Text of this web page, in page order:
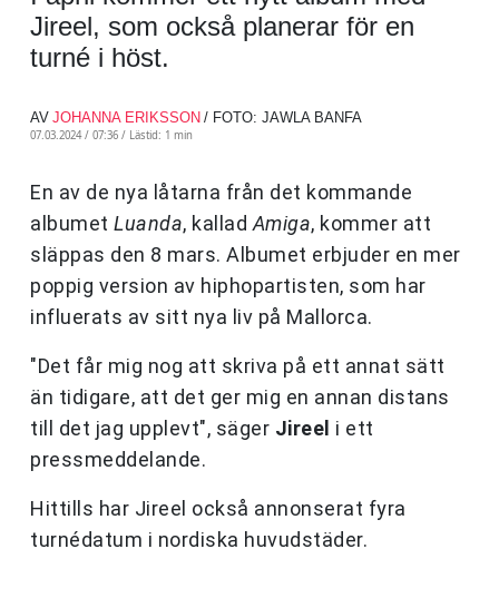
Jireel, som också planerar för en
turné i höst.
AV JOHANNA ERIKSSON / FOTO: JAWLA BANFA
07.03.2024 / 07:36 / Lästid: 1 min
En av de nya låtarna från det kommande
albumet Luanda, kallad Amiga, kommer att
släppas den 8 mars. Albumet erbjuder en mer
poppig version av hiphopartisten, som har
influerats av sitt nya liv på Mallorca.
"Det får mig nog att skriva på ett annat sätt
än tidigare, att det ger mig en annan distans
till det jag upplevt", säger Jireel i ett
pressmeddelande.
Hittills har Jireel också annonserat fyra
turnédatum i nordiska huvudstäder.